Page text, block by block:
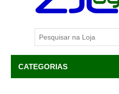
CATEGORIAS